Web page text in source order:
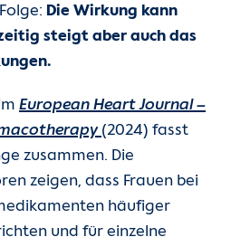
Die Wirkung kann
steigt aber auch das
European Heart Journal –
(2024) fasst
zusammen. Die
zeigen, dass Frauen bei
häufiger
und für einzelne